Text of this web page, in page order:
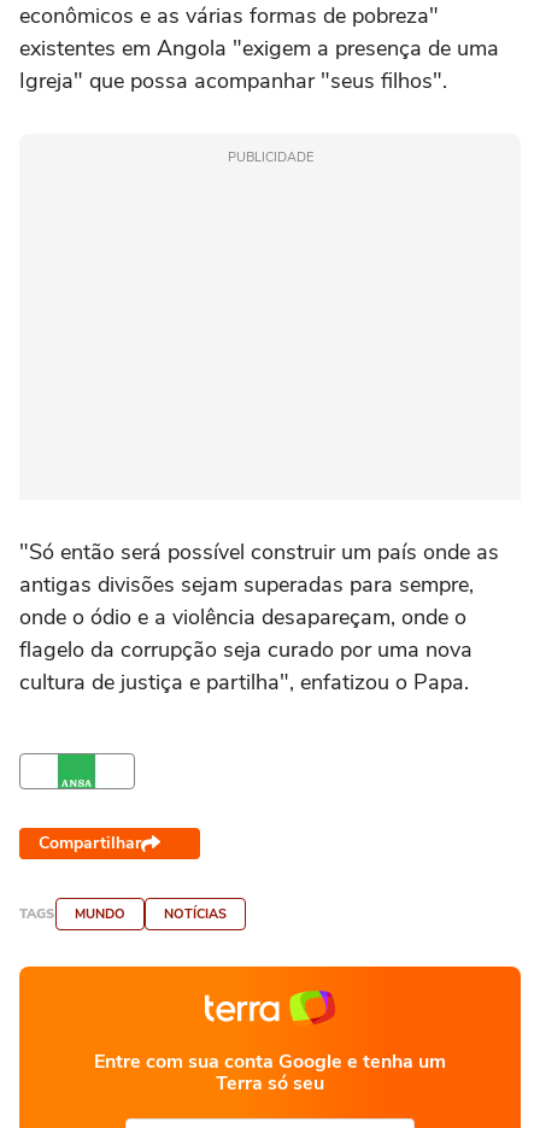
econômicos e as várias formas de pobreza"
existentes em Angola "exigem a presença de uma
Igreja" que possa acompanhar "seus filhos".
PUBLICIDADE
"Só então será possível construir um país onde as
antigas divisões sejam superadas para sempre,
onde o ódio e a violência desapareçam, onde o
flagelo da corrupção seja curado por uma nova
cultura de justiça e partilha", enfatizou o Papa.
Compartilhar
TAGS MUNDO NOTÍCIAS
Entre com sua conta Google e tenha um
Terra só seu